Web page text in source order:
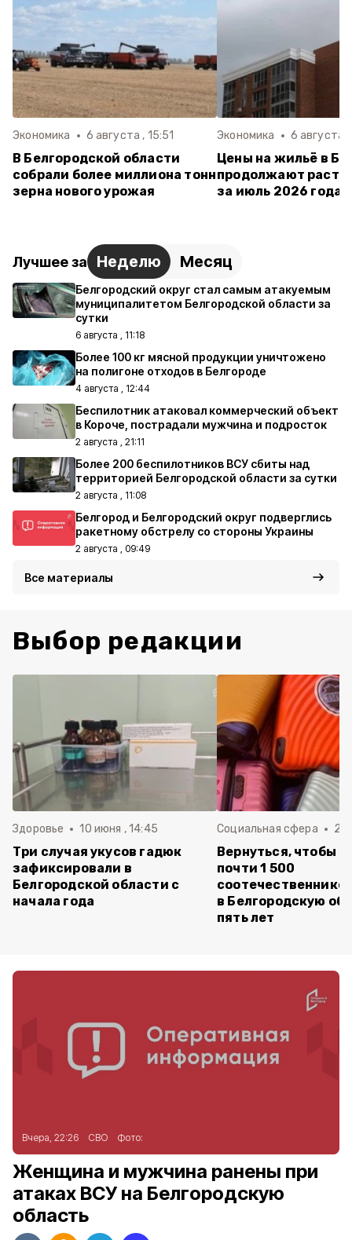
Экономика 6 августа , 15:51
В Белгородской области
собрали более миллиона тонн
зерна нового урожая
Экономика 6 августа
Цены на жильё в
продолжают
за июль 2026 года
Лучшее за Неделю Месяц
Белгородский округ стал самым атакуемым
муниципалитетом Белгородской области за
сутки
6 августа , 11:18
Более 100 кг мясной продукции уничтожено
на полигоне отходов в Белгороде
4 августа , 12:44
Беспилотник атаковал коммерческий объект
в Короче, пострадали мужчина и подросток
2 августа , 21:11
Более 200 беспилотников ВСУ сбиты над
территорией Белгородской области за сутки
2 августа , 11:08
Белгород и Белгородский округ подверглись
ракетному обстрелу со стороны Украины
2 августа , 09:49
Все материалы
Выбор редакции
Здоровье 10 июня , 14:45
Три случая укусов гадюк
зафиксировали в
Белгородской области с
начала года
Социальная сфера 20
Вернуться, чтобы
почти 1 500
в Белгородскую
пять лет
Вчера, 22:26 СВО Фото:
Женщина и мужчина ранены при
атаках ВСУ на Белгородскую
область